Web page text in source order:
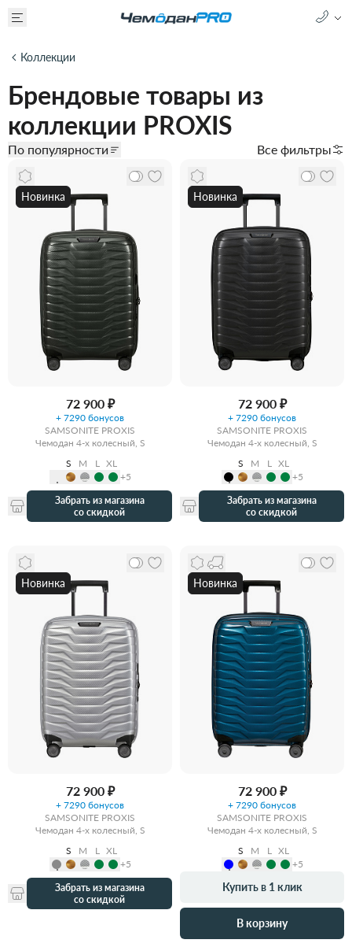
Коллекции
Брендовые товары из
коллекции PROXIS
По популярности Все фильтры
Новинка
72 900 ₽
+ 7290 бонусов
SAMSONITE PROXIS
Чемодан 4-х колесный, S
S
M L XL
+5
Забрать из магазина
со скидкой
Новинка
72 900 ₽
+ 7290 бонусов
SAMSONITE PROXIS
Чемодан 4-х колесный, S
S
M L XL
+5
Забрать из магазина
со скидкой
Новинка
72 900 ₽
+ 7290 бонусов
SAMSONITE PROXIS
Чемодан 4-х колесный, S
S
M L
XL
+5
Забрать из магазина
со скидкой
Новинка
72 900 ₽
+ 7290 бонусов
SAMSONITE PROXIS
Чемодан 4-х колесный, S
S
M L
XL
+5
Купить в 1 клик
В корзину